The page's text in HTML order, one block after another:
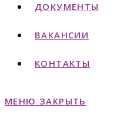
ДОКУМЕНТЫ
ВАКАНСИИ
КОНТАКТЫ
МЕНЮ ЗАКРЫТЬ